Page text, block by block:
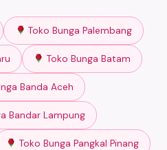
Toko Bunga Palembang
Toko Bunga Batam
Banda Aceh
Bandar Lampung
Toko Bunga Pangkal Pinang